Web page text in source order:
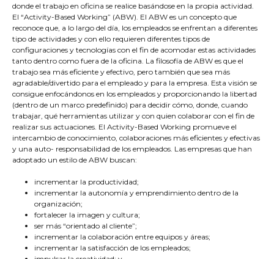
donde el trabajo en oficina se realice basándose en la propia actividad.
El “Activity-Based Working” (ABW). El ABW es un concepto que
reconoce que, a lo largo del día, los empleados se enfrentan a diferentes
tipo de actividades y con ello requieren diferentes tipos de
configuraciones y tecnologías con el fin de acomodar estas actividades
tanto dentro como fuera de la oficina. La filosofía de ABW es que el
trabajo sea más eficiente y efectivo, pero también que sea más
agradable/divertido para el empleado y para la empresa. Esta visión se
consigue enfocándonos en los empleados y proporcionando la libertad
(dentro de un marco predefinido) para decidir cómo, donde, cuando
trabajar, qué herramientas utilizar y con quien colaborar con el fin de
realizar sus actuaciones. El Activity-Based Working promueve el
intercambio de conocimiento, colaboraciones más eficientes y efectivas
y una auto- responsabilidad de los empleados. Las empresas que han
adoptado un estilo de ABW buscan:
incrementar la productividad;
incrementar la autonomía y emprendimiento dentro de la
organización;
fortalecer la imagen y cultura;
ser más “orientado al cliente”;
incrementar la colaboración entre equipos y áreas;
incrementar la satisfacción de los empleados;